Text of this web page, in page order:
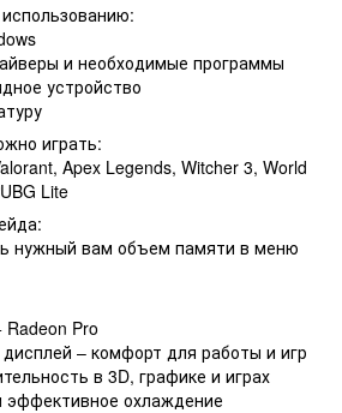
и необходимые программы
устройство
играть:
Apex Legends, Witcher 3, World
Lite
нужный вам объем памяти в меню
Pro
– комфорт для работы и игр
в 3D, графике и играх
эффективное охлаждение